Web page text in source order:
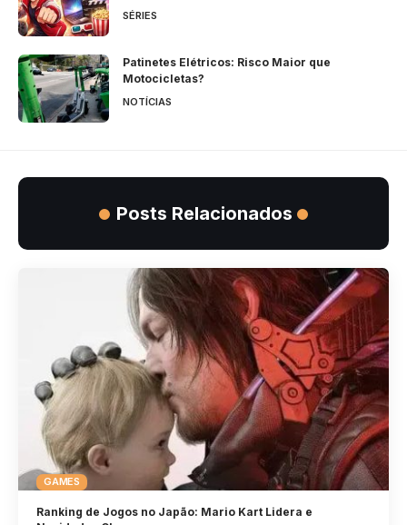
SÉRIES
Patinetes Elétricos: Risco Maior que
Motocicletas?
NOTÍCIAS
Posts Relacionados
GAMES
Ranking de Jogos no Japão: Mario Kart Lidera e